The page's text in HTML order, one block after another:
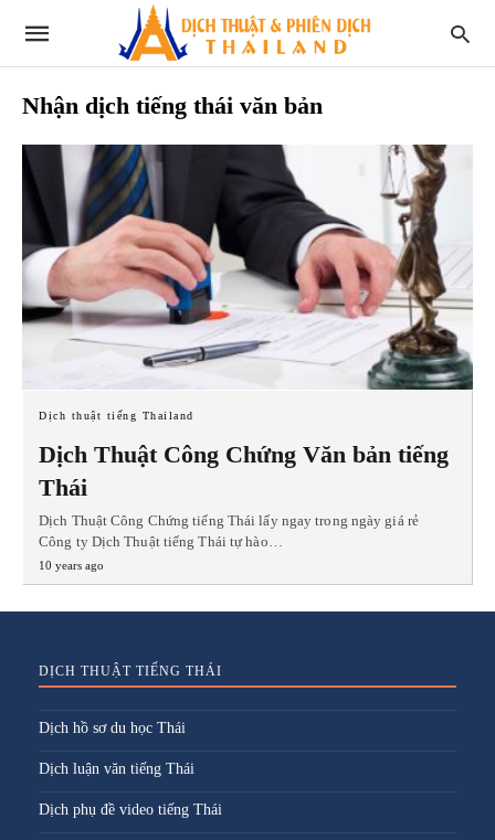
Nhận dịch tiếng thái văn bản
Dịch thuật tiếng Thailand
Dịch Thuật Công Chứng Văn bản tiếng
Thái
Dịch Thuật Công Chứng tiếng Thái lấy ngay trong ngày giá rẻ
Công ty Dịch Thuật tiếng Thái tự hào…
10 years ago
DỊCH THUẬT TIẾNG THÁI
Dịch hồ sơ du học Thái
Dịch luận văn tiếng Thái
Dịch phụ đề video tiếng Thái